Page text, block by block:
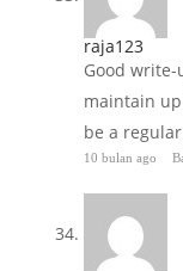
raja123
Good write-
maintain
be a
10 bulan ago